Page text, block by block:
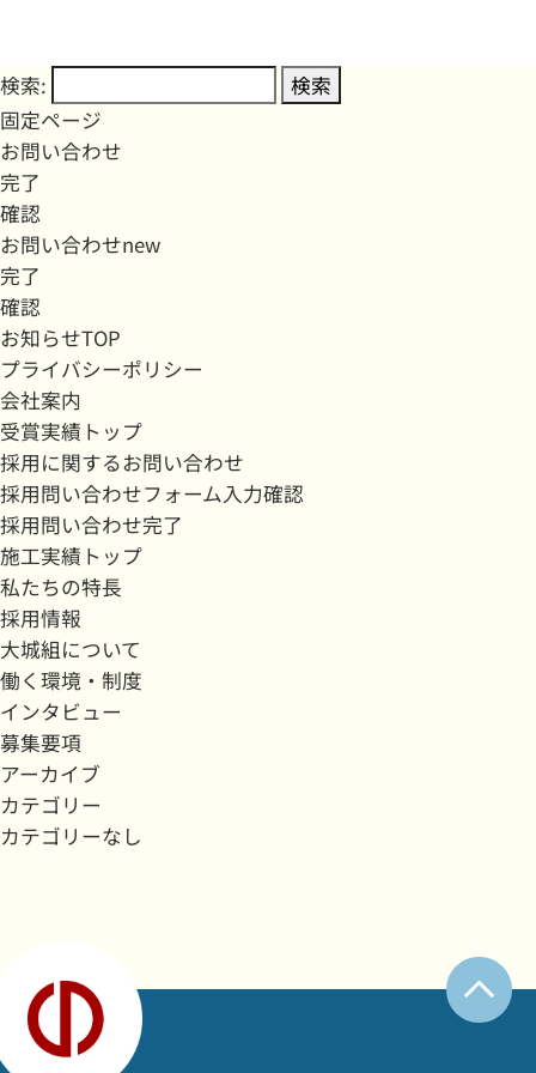
検索:
固定ページ
お問い合わせ
完了
確認
お問い合わせnew
完了
確認
お知らせTOP
プライバシーポリシー
会社案内
受賞実績トップ
採用に関するお問い合わせ
採用問い合わせフォーム入力確認
採用問い合わせ完了
施工実績トップ
私たちの特長
採用情報
大城組について
働く環境・制度
インタビュー
募集要項
アーカイブ
カテゴリー
カテゴリーなし